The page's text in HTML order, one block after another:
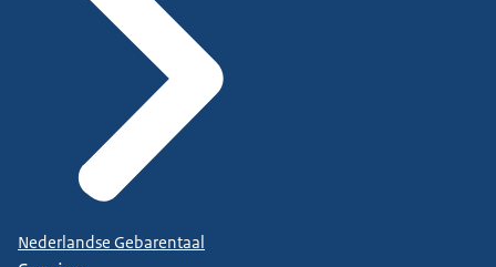
Nederlandse Gebarentaal